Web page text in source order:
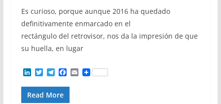
Es curioso, porque aunque 2016 ha quedado
definitivamente enmarcado en el
rectángulo del retrovisor, nos da la impresión de que
su huella, en lugar
L
i
n
k
T
w
i
t
T
e
l
e
F
a
c
E
m
Read More